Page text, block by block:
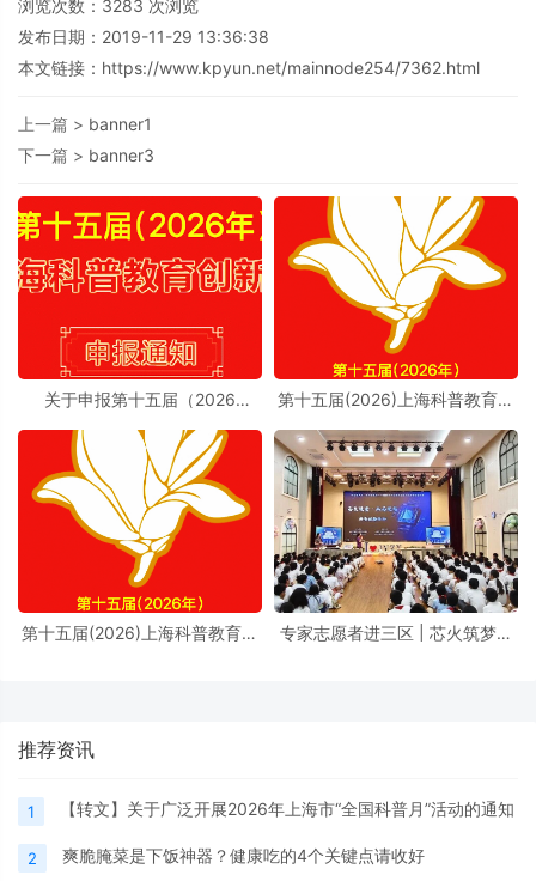
浏览次数： 3283 次浏览
发布日期：2019-11-29 13:36:38
本文链接： https://www.kpyun.net/mainnode254/7362.html
上一篇 > banner1
下一篇 > banner3
关于申报第十五届（2026
知
第十五届(2026)上海科普教育创
第十五届(2026)上海科普教育创
专家志愿者进三区 | 芯火筑梦进
推荐资讯
1 【转文】关于广泛开展2026年上海市“全国科普月”活动的通知
2 爽脆腌菜是下饭神器？健康吃的4个关键点请收好